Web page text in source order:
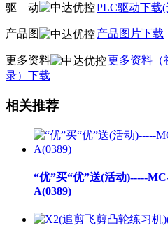
驱 动 PLC驱动下载
产品图 产品图片下载
更多资料
更多资料（
录）下载
相关推荐
“优”买“优”送(活动)-----
A(0389)